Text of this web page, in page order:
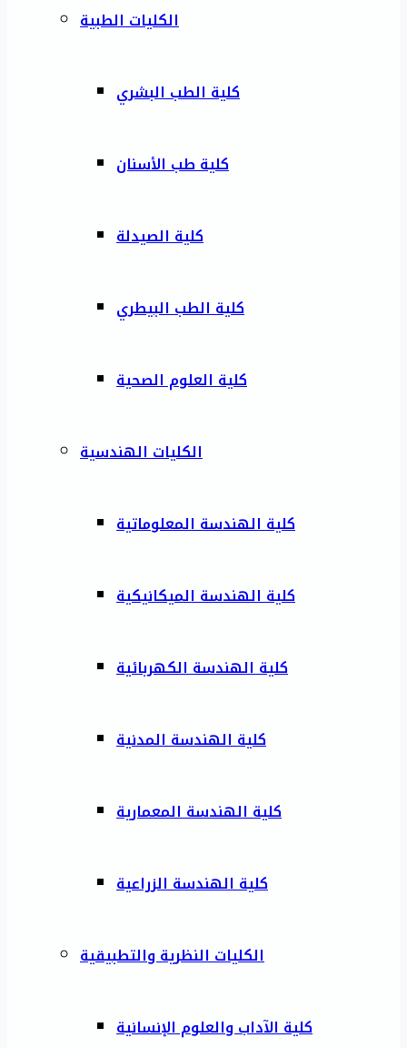
الكليات الطبية
كلية الطب البشري
كلية طب الأسنان
كلية الصيدلة
كلية الطب البيطري
كلية العلوم الصحية
الكليات الهندسية
كلية الهندسة المعلوماتية
كلية الهندسة الميكانيكية
كلية الهندسة الكهربائية
كلية الهندسة المدنية
كلية الهندسة المعمارية
كلية الهندسة الزراعية
الكليات النظرية والتطبيقية
كلية الآداب والعلوم الإنسانية